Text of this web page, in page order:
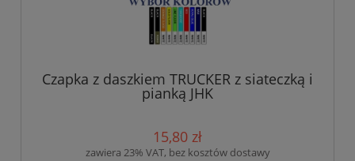
Czapka z daszkiem TRUCKER z siateczką i
pianką JHK
15,80 zł
zawiera 23% VAT, bez kosztów dostawy